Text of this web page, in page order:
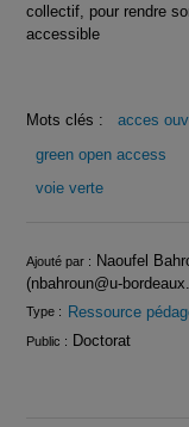
collectif, pour rendre
accessible
Mots clés : acces
green open access
voie verte
Infos
Ajouté par : Naoufel
(nbahroun@u-
Type : Ressource
Public : Doctorat